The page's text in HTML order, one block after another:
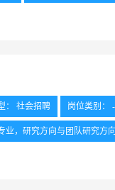
： 社会招聘 岗位类别： -
，研究方向与团队研究方
： /